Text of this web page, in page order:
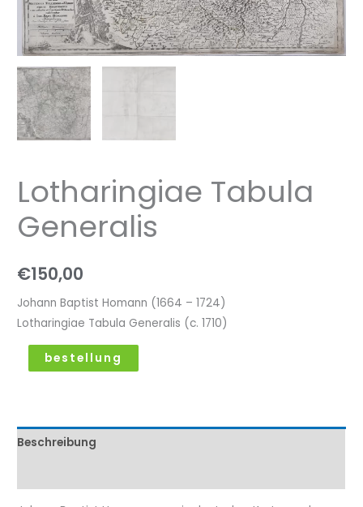
Lotharingiae Tabula
Generalis
€150,00
Johann Baptist Homann (1664 – 1724)
Lotharingiae Tabula Generalis (c. 1710)
bestellung
Beschreibung